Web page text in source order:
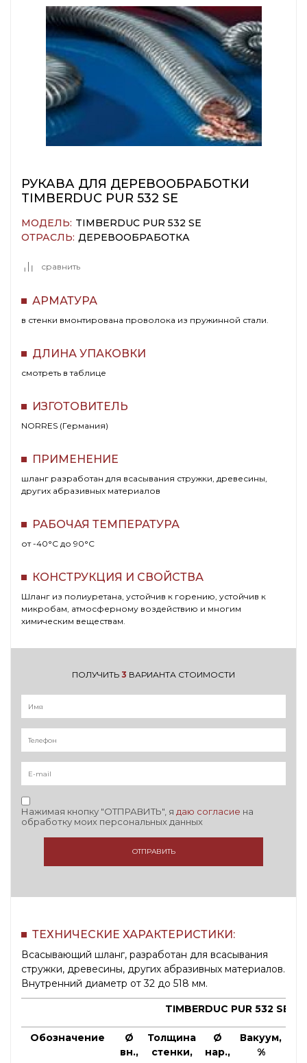
РУКАВА ДЛЯ ДЕРЕВООБРАБОТКИ
TIMBERDUC PUR 532 SE
МОДЕЛЬ: TIMBERDUC PUR 532 SE
ОТРАСЛЬ: ДЕРЕВООБРАБОТКА
сравнить
АРМАТУРА
в стенки вмонтирована проволока из пружинной стали.
ДЛИНА УПАКОВКИ
смотреть в таблице
ИЗГОТОВИТЕЛЬ
NORRES (Германия)
ПРИМЕНЕНИЕ
шланг разработан для всасывания стружки, древесины,
других абразивных материалов
РАБОЧАЯ ТЕМПЕРАТУРА
от -40°C до 90°C
КОНСТРУКЦИЯ И СВОЙСТВА
Шланг из полиуретана, устойчив к горению, устойчив к
микробам, атмосферному воздействию и многим
химическим веществам.
ПОЛУЧИТЬ 3 ВАРИАНТА СТОИМОСТИ
Нажимая кнопку "ОТПРАВИТЬ", я даю согласие на
обработку моих персональных данных
ОТПРАВИТЬ
ТЕХНИЧЕСКИЕ ХАРАКТЕРИСТИКИ:
Всасывающий шланг, разработан для всасывания
стружки, древесины, других абразивных материалов.
Внутренний диаметр от 32 до 518 мм.
TIMBERDUC PUR 532 SE
Обозначение
Ø
вн.,
Толщина
стенки,
Ø
нар.,
Вакуум,
%